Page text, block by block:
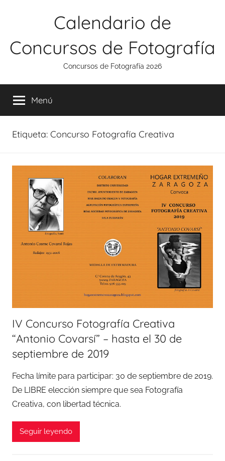
Calendario de
Concursos de Fotografía
Concursos de Fotografía 2026
Menú
Etiqueta: Concurso Fotografía Creativa
IV Concurso Fotografía Creativa
“Antonio Covarsí” – hasta el 30 de
septiembre de 2019
Fecha límite para participar: 30 de septiembre de 2019.
De LIBRE elección siempre que sea Fotografía
Creativa, con libertad técnica.
Seguir leyendo